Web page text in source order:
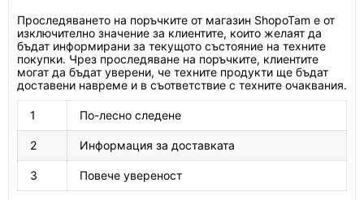
Проследяването на поръчките от магазин ShopoTam е от
изключително значение за клиентите, които желаят да
бъдат информирани за текущото състояние на техните
покупки. Чрез проследяване на поръчките, клиентите
могат да бъдат уверени, че техните продукти ще бъдат
доставени навреме и в съответствие с техните очаквания.
1 По-лесно следене
2 Информация за доставката
3 Повече увереност